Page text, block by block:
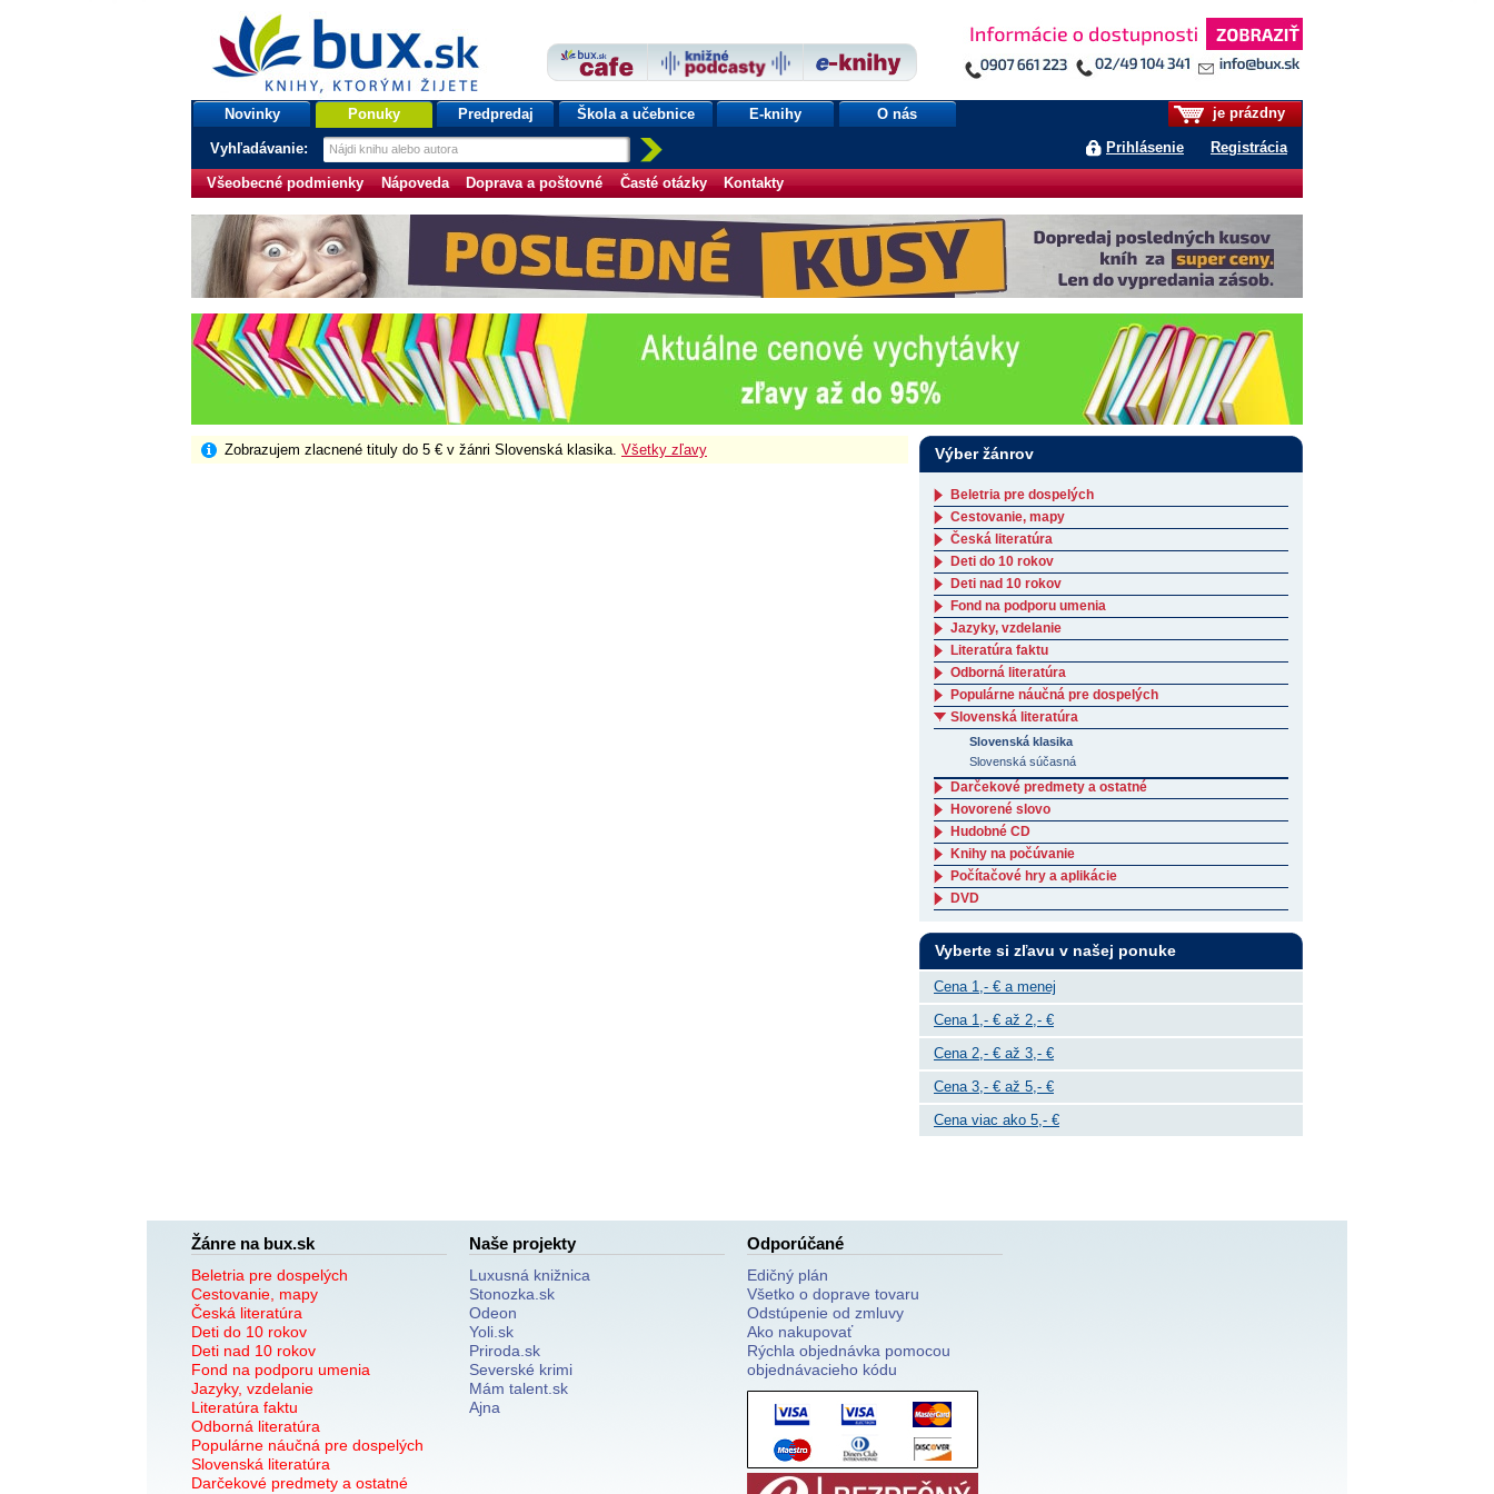
bux.sk
knihy, ktorými žijete
Úvodná stránka
je prázdny
Prihlásenie Registrácia
Novinky Ponuky Predpredaj Škola a učebnice E-knihy O nás
Vyhľadávanie:
Všeobecné podmienky Nápoveda Doprava a poštovné Časté otázky Kontakty
Zobrazujem zlacnené tituly do 5 € v žánri Slovenská klasika. Všetky zľavy Výber žánrov
Beletria pre dospelých
Cestovanie, mapy
Česká literatúra
Deti do 10 rokov
Deti nad 10 rokov
Fond na podporu umenia
Jazyky, vzdelanie
Literatúra faktu
Odborná literatúra
Populárne náučná pre dospelých
Slovenská literatúra
Slovenská klasika
Slovenská súčasná
Darčekové predmety a ostatné
Hovorené slovo
Hudobné CD
Knihy na počúvanie
Počítačové hry a aplikácie
DVD
Vyberte si zľavu v našej ponuke
Cena 1,- € a menej
Cena 1,- € až 2,- €
Cena 2,- € až 3,- €
Cena 3,- € až 5,- €
Cena viac ako 5,- €
Žánre na bux.sk
Beletria pre dospelých
Cestovanie, mapy
Česká literatúra
Deti do 10 rokov
Deti nad 10 rokov
Fond na podporu umenia
Jazyky, vzdelanie
Literatúra faktu
Odborná literatúra
Populárne náučná pre dospelých
Slovenská literatúra
Darčekové predmety a ostatné
Naše projekty
Luxusná knižnica
Stonozka.sk
Odeon
Yoli.sk
Priroda.sk
Severské krimi
Mám talent.sk
Ajna
Odporúčané
Edičný plán
Všetko o doprave tovaru
Odstúpenie od zmluvy
Ako nakupovať
Rýchla objednávka pomocou
objednávacieho kódu